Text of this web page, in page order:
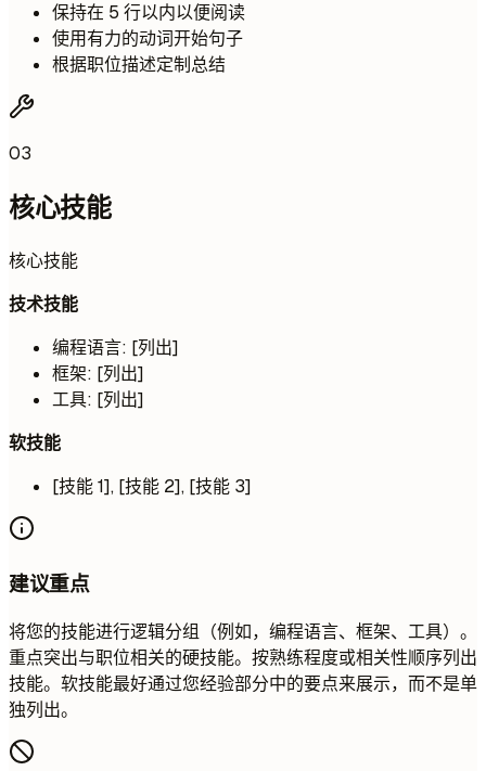
保持在 5 行以内以便阅读
使用有力的动词开始句子
根据职位描述定制总结
03
核心技能
核心技能
技术技能
编程语言: [列出]
框架: [列出]
工具: [列出]
软技能
[技能 1], [技能 2], [技能 3]
建议重点
将您的技能进行逻辑分组（例如，编程语言、框架、工具）。
重点突出与职位相关的硬技能。按熟练程度或相关性顺序列出
技能。软技能最好通过您经验部分中的要点来展示，而不是单
独列出。